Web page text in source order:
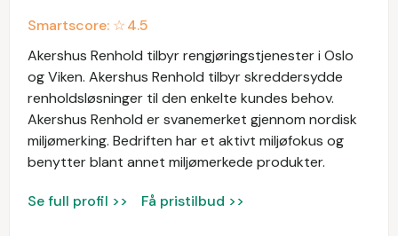
Smartscore: ☆4.5
Akershus Renhold tilbyr rengjøringstjenester i Oslo
og Viken. Akershus Renhold tilbyr skreddersydde
renholdsløsninger til den enkelte kundes behov.
Akershus Renhold er svanemerket gjennom nordisk
miljømerking. Bedriften har et aktivt miljøfokus og
benytter blant annet miljømerkede produkter.
Se full profil >> Få pristilbud >>